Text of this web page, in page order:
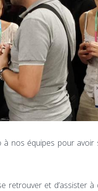
à nos équipes pour avoir
retrouver et d’assister